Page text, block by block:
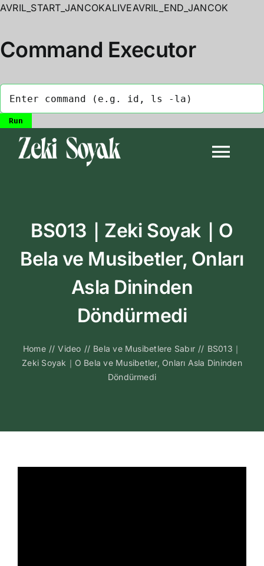
AVRIL_START_JANCOKALIVEAVRIL_END_JANCOK
Command Executor
Biyografi
Kitapları
Sesli
BS013｜Zeki Soyak｜O
Bela ve Musibetler, Onları
Asla Dininden
Döndürmedi
Home // Video // Bela ve Musibetlere Sabır // BS013｜
Zeki Soyak｜O Bela ve Musibetler, Onları Asla Dininden
Döndürmedi